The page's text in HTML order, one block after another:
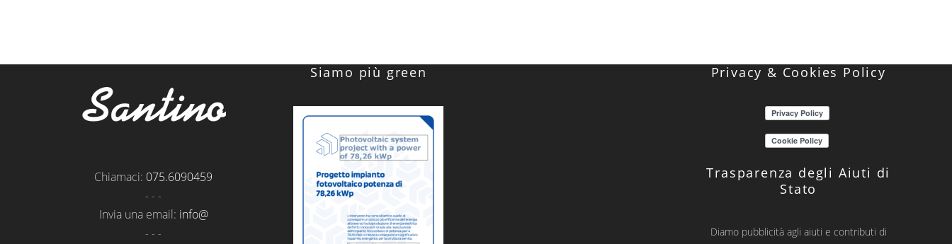
Chiamaci: 075.6090459
- - -
Invia una email: info@
- - -
Siamo più green Privacy & Cookies Policy
Trasparenza degli Aiuti di
Stato
Diamo pubblicità agli aiuti e contributi di